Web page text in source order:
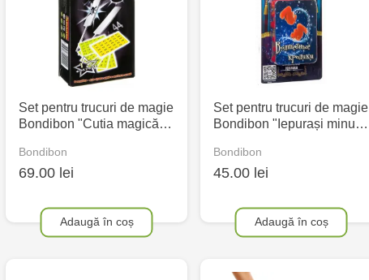
Set pentru trucuri de magie
Bondibon "Cutia magică…
Bondibon
69.00 lei
Adaugă în coș
Set pentru trucuri de magie
Bondibon "Iepurași minu…
Bondibon
45.00 lei
Adaugă în coș